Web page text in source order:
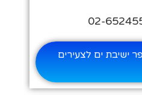
ים לצעירים